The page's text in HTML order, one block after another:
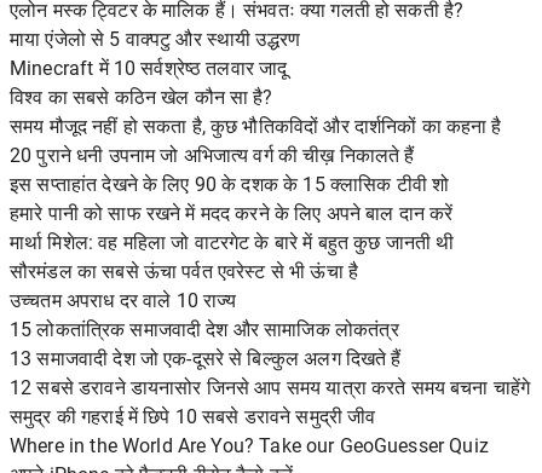
एलोन मस्क ट्विटर के मालिक हैं। संभवतः क्या गलती हो सकती है?
माया एंजेलो से 5 वाक्पटु और स्थायी उद्धरण
Minecraft में 10 सर्वश्रेष्ठ तलवार जादू
विश्व का सबसे कठिन खेल कौन सा है?
समय मौजूद नहीं हो सकता है, कुछ भौतिकविदों और दार्शनिकों का कहना है
20 पुराने धनी उपनाम जो अभिजात्य वर्ग की चीख़ निकालते हैं
इस सप्ताहांत देखने के लिए 90 के दशक के 15 क्लासिक टीवी शो
हमारे पानी को साफ रखने में मदद करने के लिए अपने बाल दान करें
मार्था मिशेल: वह महिला जो वाटरगेट के बारे में बहुत कुछ जानती थी
सौरमंडल का सबसे ऊंचा पर्वत एवरेस्ट से भी ऊंचा है
उच्चतम अपराध दर वाले 10 राज्य
15 लोकतांत्रिक समाजवादी देश और सामाजिक लोकतंत्र
13 समाजवादी देश जो एक-दूसरे से बिल्कुल अलग दिखते हैं
12 सबसे डरावने डायनासोर जिनसे आप समय यात्रा करते समय बचना चाहेंगे
समुद्र की गहराई में छिपे 10 सबसे डरावने समुद्री जीव
Where in the World Are You? Take our GeoGuesser Quiz